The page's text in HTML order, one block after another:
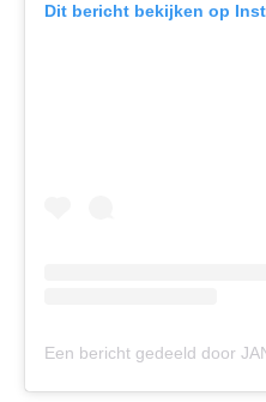
Dit bericht bekijken op
Een bericht gedeeld door